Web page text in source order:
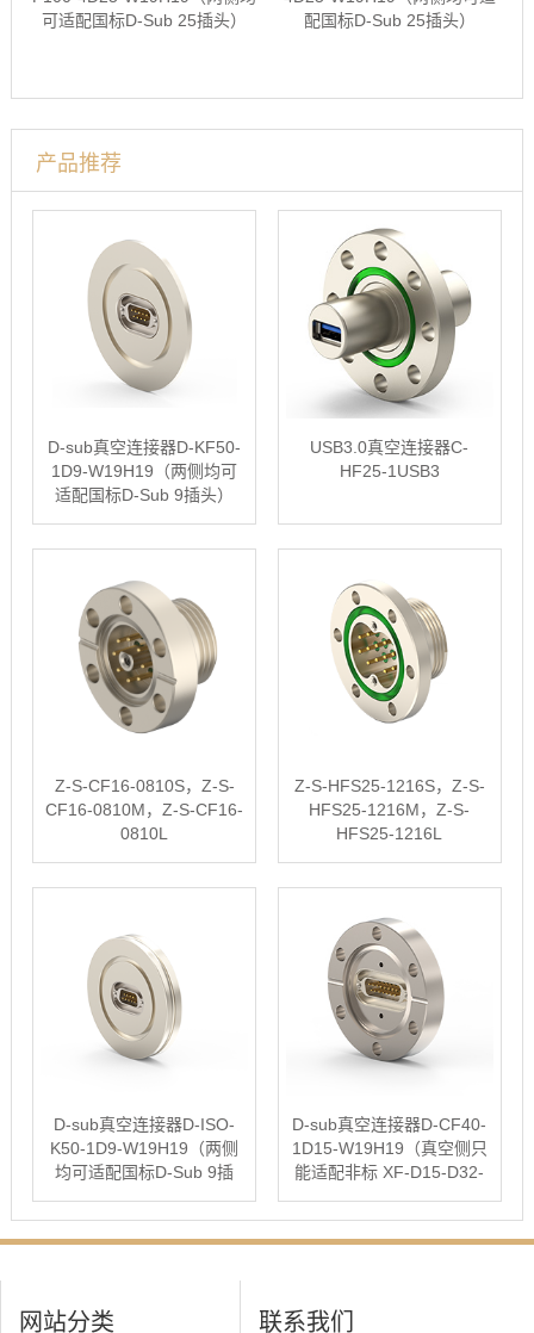
可适配国标D-Sub 25插头）
配国标D-Sub 25插头）
产品推荐
D-sub真空连接器D-KF50-
1D9-W19H19（两侧均可
适配国标D-Sub 9插头）
USB3.0真空连接器C-
HF25-1USB3
Z-S-CF16-0810S，Z-S-
CF16-0810M，Z-S-CF16-
0810L
Z-S-HFS25-1216S，Z-S-
HFS25-1216M，Z-S-
HFS25-1216L
D-sub真空连接器D-ISO-
K50-1D9-W19H19（两侧
均可适配国标D-Sub 9插
D-sub真空连接器D-CF40-
1D15-W19H19（真空侧只
能适配非标 XF-D15-D32-
网站分类 联系我们